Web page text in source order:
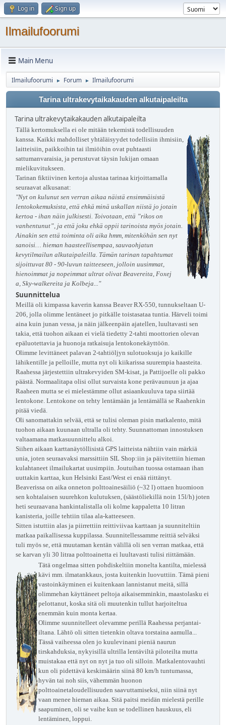
Log in Sign up
Ilmailufoorumi
Main Menu
Ilmailufoorumi ► Forum ► Ilmailufoorumi
Tarina ultrakevytaikakauden alkutaipaleilta
Tarina ultrakevytaikakauden alkutaipaleilta
Tällä kertomuksella ei ole mitään tekemistä todellisuuden
kanssa. Kaikki mahdolliset yhtäläisyydet todellisiin ihmisiin,
laitteisiin, paikkoihin tai ilmiöihin ovat puhtaasti
sattumanvaraisia, ja perustuvat täysin lukijan omaan
mielikuvitukseen.
Tarinan fiktiivinen kertoja alustaa tarinaa kirjoittamalla
seuraavat alkusanat:
"Nyt on kulunut sen verran aikaa näistä ensimmäisistä
lentokokemuksista, että ehkä minä uskallan niistä jo jotain
kertoa - ihan näin julkisesti. Toivotaan, että ”rikos on
vanhentunut”, ja että joku ehkä oppii tarinoista myös jotain.
Ainakin sen että toiminta oli aika hmm, mitenköhän sen nyt
sanoisi… hieman haasteellisempaa, sauvaohjatun
kevytilmailun alkutaipaleilla. Tämän tarinan tapahtumat
sijoittuvat 80 - 90-luvun taitteeseen, jolloin uusimmat,
hienoimmat ja nopeimmat ultrat olivat Beavereita, Foxej
a, Sky-walkereita ja Kolbeja..."
Suunnittelua
Meillä oli kimpassa kaverin kanssa Beaver RX-550, tunnukseltaan U-
206, jolla olimme lentäneet jo pitkälle toistasataa tuntia. Härveli toimi
aina kuin junan vessa, ja näin jälkeenpäin ajatellen, luultavasti sen
takia, että tuohon aikaan ei vielä tiedetty 2-tahti moottorien olevan
epäluotettavia ja huonoja ratkaisuja lentokonekäyttöön.
Olimme levittäneet palavan 2-tahtiöljyn sulotuoksuja jo kaikille
lähikentille ja pelloille, mutta nyt oli kiikarissa suurempia haasteita.
Raahessa järjestettiin ultrakevyiden SM-kisat, ja Pattijoelle oli pakko
päästä. Normaalitapa olisi ollut survaista kone perävaunuun ja ajaa
Raaheen mutta se ei mielestämme ollut asiaankuuluva tapa siirtää
lentokone. Lentokone on tehty lentämään ja lentämällä se Raahenkin
pitää viedä.
Oli sanomattakin selvää, että se tulisi oleman pisin matkalento, mitä
tuohon aikaan kuunaan ultralla oli tehty. Suunnattoman innostuksen
valtaamana matkasuunnittelu alkoi.
Siihen aikaan karttanäytöllisistä GPS laitteista nähtiin vain märkiä
unia, joten seuraavaksi marssittiin SIL Shop:iin ja päivitettiin hieman
kulahtaneet ilmailukartat uusimpiin. Joutuihan tuossa ostamaan ihan
uuttakin karttaa, kun Helsinki East/West ei enää riittänyt.
Beaverissa on aika onneton polttoainesäiliö (~32 l) ottaen huomioon
sen kohtalaisen suurehkon kulutuksen, (säästöliekillä noin 15l/h) joten
heti seuraavana hankintalistalla oli kolme kappaletta 10 litran
kanisteria, joille tehtiin tilaa ala-katteeseen.
Sitten istuttiin alas ja piirrettiin reittiviivaa karttaan ja suunniteltiin
matkaa paikallisessa kuppilassa. Suunnitellessamme reittiä selväksi
tuli myös se, että muutaman kentän välillä oli sen verran matkaa, että
se karvan yli 30 litraa polttoainetta ei luultavasti tulisi riittämään.
Tätä ongelmaa sitten pohdiskeltiin monelta kantilta, mielessä
kävi mm. ilmatankkaus, josta kuitenkin luovuttiin. Tämä pieni
vastoinkäyminen ei kuitenkaan lannistanut meitä, sillä
olimmehan käyttäneet peltoja aikaisemminkin, maastolasku ei
pelottanut, koska sitä oli muutenkin tullut harjoiteltua
enemmän kuin monta kertaa.
Olimme suunnitelleet olevamme perillä Raahessa perjantai-
iltana. Lähtö oli sitten tietenkin oltava torstaina aamulla...
Tässä vaiheessa olen jo kuulevinani pieniä naurun
tirskahduksia, nykyisillä ultrilla lentäviltä piloteilta mutta
muistakaa että nyt on nyt ja tuo oli silloin. Matkalentovauhti
kun oli pidettävä keskimäärin siinä 80 km/h tuntumassa,
hyvän tai noh siis, vähemmän huonon
polttoainetaloudellisuuden saavuttamiseksi, niin siinä nyt
vaan menee hieman aikaa. Sitä paitsi meidän mielestä perille
saapuminen, oli se vaihe kun se todellinen hauskuus, eli
lentäminen, loppui.